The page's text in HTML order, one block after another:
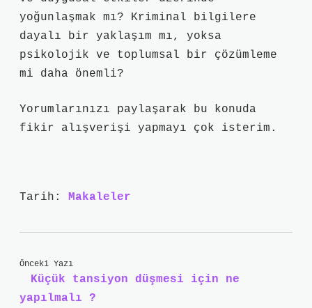
yoğunlaşmak mı? Kriminal bilgilere
dayalı bir yaklaşım mı, yoksa
psikolojik ve toplumsal bir çözümleme
mi daha önemli?
Yorumlarınızı paylaşarak bu konuda
fikir alışverişi yapmayı çok isterim.
Tarih: Makaleler
Önceki Yazı
Küçük tansiyon düşmesi için ne
yapılmalı ?